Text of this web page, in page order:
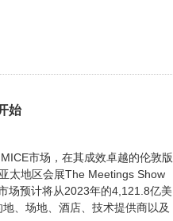
始
市场，在其成效卓越的伦敦版
太地区会展The Meetings Show
场预计将从2023年的4,121.8亿美
、场地、酒店、技术提供商以及